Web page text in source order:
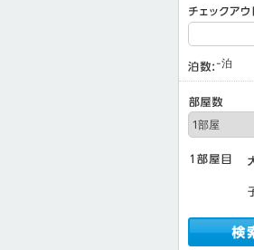
-泊